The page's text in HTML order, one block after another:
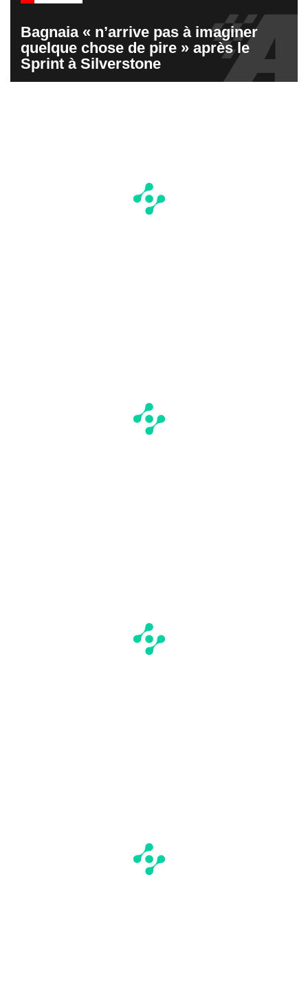
Bagnaia « n’arrive pas à imaginer
quelque chose de pire » après le
Sprint à Silverstone